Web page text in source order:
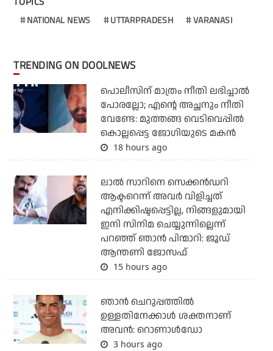
NATIONAL NEWS UTTARPRADESH VARANASI
TRENDING ON DOOLNEWS
പൊലീസിന് മാത്രം നീതി ലഭിച്ചാല്‍
പോരല്ലോ; എന്റെ അച്ഛനും നീതി
വേണ്ടേ: മുത്തങ്ങ വെടിവെപ്പില്‍
കൊല്ലപ്പെട്ട ജോഗിയുടെ മകന്‍
18 hours ago
ലാല്‍ സാറിനെ സെക്കന്‍ഡറി
ആക്ടറെന്ന് അവര്‍ വിളിച്ചത്
എനിക്കിഷ്ടപ്പെട്ടില്ല, നിങ്ങളുമായി
ഇനി സിനിമ ചെയ്യുന്നില്ലെന്ന്
പറഞ്ഞ് ഞാന്‍ പിന്മാറി: ജൂഡ്
ആന്തണി ജോസഫ്
15 hours ago
ഞാന്‍ ചെറുപ്പത്തില്‍
ഉള്ളതിനേക്കാള്‍ ശക്തനാണ്
അവന്‍: റൊണാള്‍ഡോ
3 hours ago